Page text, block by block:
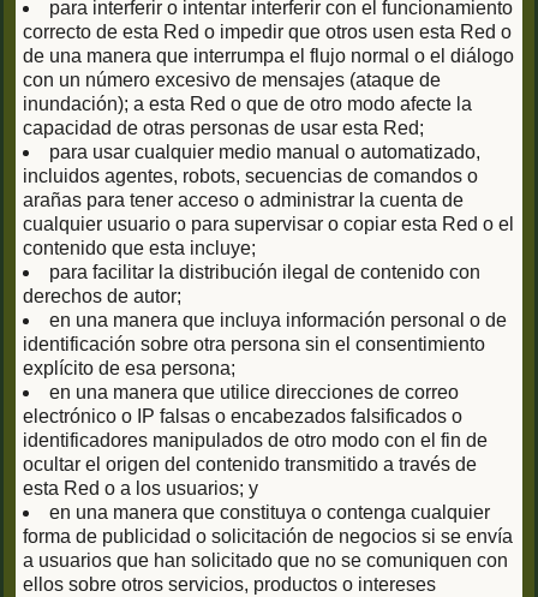
para interferir o intentar interferir con el funcionamiento
correcto de esta Red o impedir que otros usen esta Red o
de una manera que interrumpa el flujo normal o el diálogo
con un número excesivo de mensajes (ataque de
inundación); a esta Red o que de otro modo afecte la
capacidad de otras personas de usar esta Red;
para usar cualquier medio manual o automatizado,
incluidos agentes, robots, secuencias de comandos o
arañas para tener acceso o administrar la cuenta de
cualquier usuario o para supervisar o copiar esta Red o el
contenido que esta incluye;
para facilitar la distribución ilegal de contenido con
derechos de autor;
en una manera que incluya información personal o de
identificación sobre otra persona sin el consentimiento
explícito de esa persona;
en una manera que utilice direcciones de correo
electrónico o IP falsas o encabezados falsificados o
identificadores manipulados de otro modo con el fin de
ocultar el origen del contenido transmitido a través de
esta Red o a los usuarios; y
en una manera que constituya o contenga cualquier
forma de publicidad o solicitación de negocios si se envía
a usuarios que han solicitado que no se comuniquen con
ellos sobre otros servicios, productos o intereses